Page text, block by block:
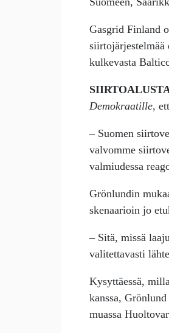
Gasgrid Finland
siirtojärjestelmää
kulkevasta
Demokraatille,
– Suomen
valvomme
valmiudessa
Grönlundin
skenaarioin jo
– Sitä, missä
valitettavasti
Kysyttäessä,
kanssa,
muassa